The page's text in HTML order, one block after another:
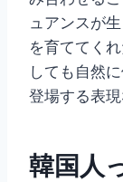
ュアンスが
を育ててく
しても自然
登場する表現
韓国人